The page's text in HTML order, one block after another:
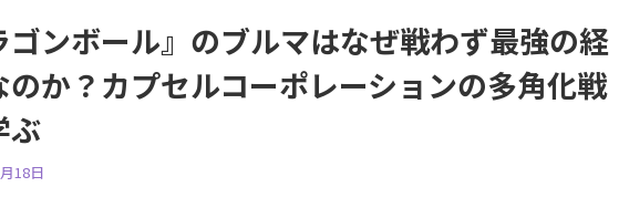
ゴンボール』のブルマはなぜ戦わず最強の経
のか？カプセルコーポレーションの多角化戦
ぶ
18日